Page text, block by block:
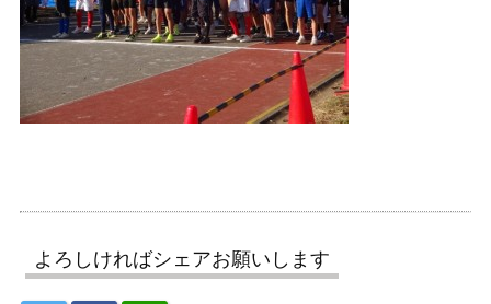
よろしければシェアお願いします